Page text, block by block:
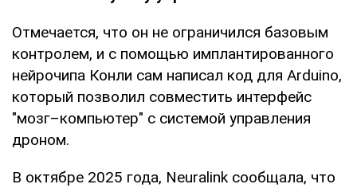
Отмечается, что он не ограничился базовым
контролем, и с помощью имплантированного
нейрочипа Конли сам написал код для Arduino,
который позволил совместить интерфейс
"мозг–компьютер" с системой управления
дроном.
В октябре 2025 года, Neuralink сообщала, что